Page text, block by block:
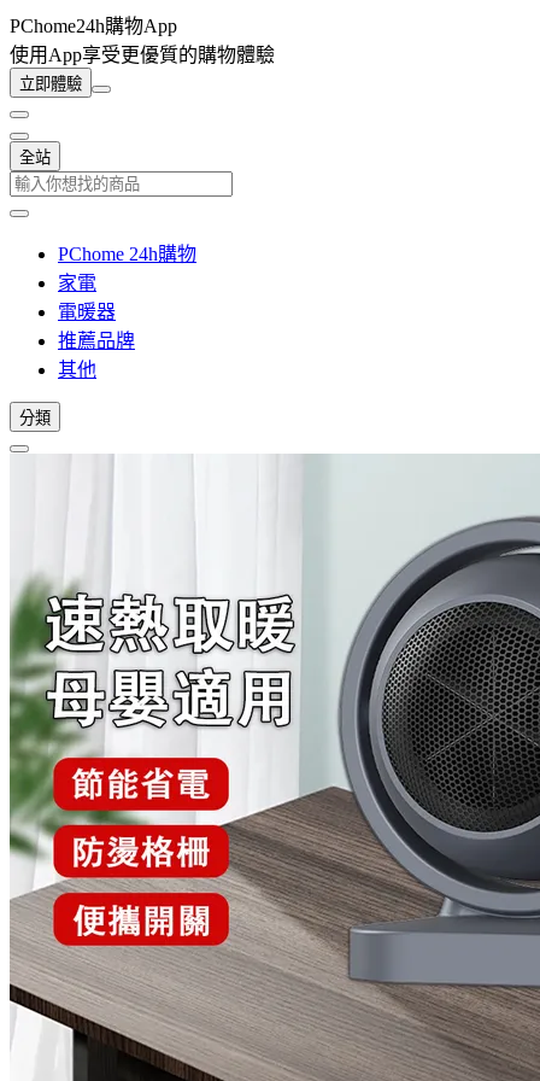
PChome24h購物App
使用App享受更優質的購物體驗
立即體驗
全站
PChome 24h購物
家電
電暖器
推薦品牌
其他
分類